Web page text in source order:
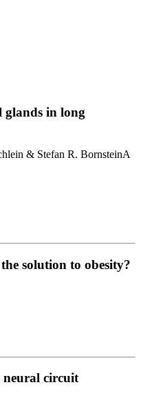
glands in long
& Stefan R. BornsteinA
solution to obesity?
neural circuit